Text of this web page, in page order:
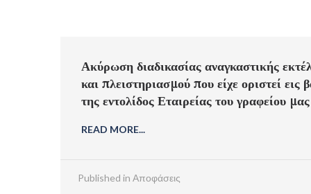
Ακύρωση διαδικασίας αναγκαστικής
και πλειστηριασμού που είχε οριστεί εις
της εντολίδος Εταιρείας του γραφείου μας
READ MORE...
Published in Αποφάσεις